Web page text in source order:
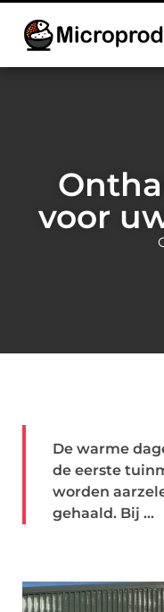
voor
De warme
de eerste
worden
gehaald. Bij ...